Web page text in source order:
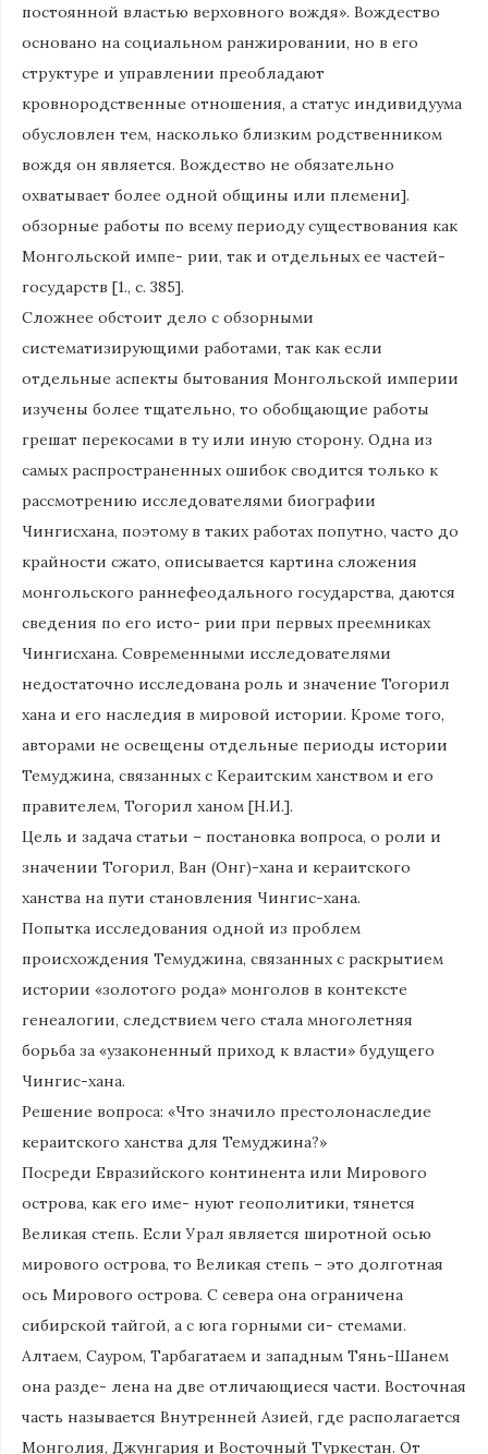
постоянной властью верховного вождя». Вождество
основано на социальном ранжировании, но в его
структуре и управлении преобладают
кровнородственные отношения, а статус индивидуума
обусловлен тем, насколько близким родственником
вождя он является. Вождество не обязательно
охватывает более одной общины или племени].
обзорные работы по всему периоду существования как
Монгольской импе- рии, так и отдельных ее частей-
государств [1., с. 385].
Сложнее обстоит дело с обзорными
систематизирующими работами, так как если
отдельные аспекты бытования Монгольской империи
изучены более тщательно, то обобщающие работы
грешат перекосами в ту или иную сторону. Одна из
самых распространенных ошибок сводится только к
рассмотрению исследователями биографии
Чингисхана, поэтому в таких работах попутно, часто до
крайности сжато, описывается картина сложения
монгольского раннефеодального государства, даются
сведения по его исто- рии при первых преемниках
Чингисхана. Современными исследователями
недостаточно исследована роль и значение Тогорил
хана и его наследия в мировой истории. Кроме того,
авторами не освещены отдельные периоды истории
Темуджина, связанных с Кераитским ханством и его
правителем, Тогорил ханом [Н.И.].
Цель и задача статьи – постановка вопроса, о роли и
значении Тогорил, Ван (Онг)-хана и кераитского
ханства на пути становления Чингис-хана.
Попытка исследования одной из проблем
происхождения Темуджина, связанных с раскрытием
истории «золотого рода» монголов в контексте
генеалогии, следствием чего стала многолетняя
борьба за «узаконенный приход к власти» будущего
Чингис-хана.
Решение вопроса: «Что значило престолонаследие
кераитского ханства для Темуджина?»
Посреди Евразийского континента или Мирового
острова, как его име- нуют геополитики, тянется
Великая степь. Если Урал является широтной осью
мирового острова, то Великая степь – это долготная
ось Мирового острова. С севера она ограничена
сибирской тайгой, а с юга горными си- стемами.
Алтаем, Сауром, Тарбагатаем и западным Тянь-Шанем
она разде- лена на две отличающиеся части. Восточная
часть называется Внутренней Азией, где располагается
Монголия, Джунгария и Восточный Туркестан. От